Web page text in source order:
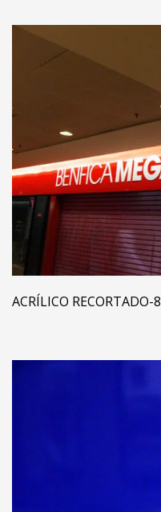
ACRÍLICO RECORTADO-8